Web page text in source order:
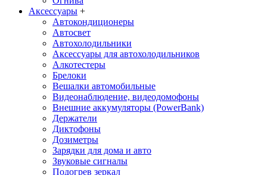
Аксессуары +
Автокондиционеры
Aвтосвет
Автохолодильники
Аксессуары для автохолодильников
Алкотестеры
Брелоки
Вешалки автомобильные
Видеонаблюдение, видеодомофоны
Внешние аккумуляторы (PowerBank)
Держатели
Диктофоны
Дозиметры
Зарядки для дома и авто
Звуковые сигналы
Подогрев зеркал